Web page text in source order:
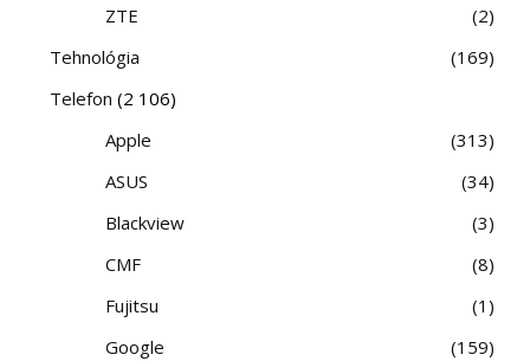
ZTE
2
Tehnológia
169
Telefon (2 106)
Apple
313
ASUS
34
Blackview
3
CMF
8
Fujitsu
1
Google
159